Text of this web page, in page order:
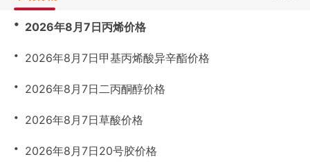
・ 2026年8月7日丙烯价格
・ 2026年8月7日甲基丙烯酸异辛酯价格
・ 2026年8月7日二丙酮醇价格
・ 2026年8月7日草酸价格
・ 2026年8月7日20号胶价格